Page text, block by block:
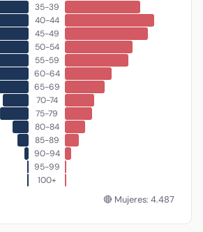
35-39
40-44
45-49
50-54
55-59
60-64
65-69
70-74
75-79
80-84
85-89
90-94
95-99
100+
🔴 Mujeres: 4.487